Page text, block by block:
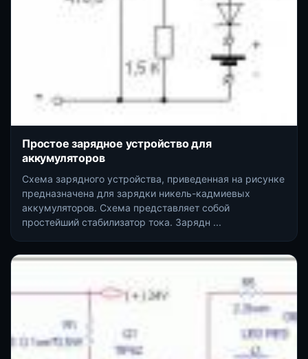
Простое зарядное устройство для
аккумуляторов
Схема зарядного устройства, приведенная на рисунке
предназначена для зарядки никель-кадмиевых
аккумуляторов. Схема представляет собой
простейший стабилизатор тока. Зарядн ...